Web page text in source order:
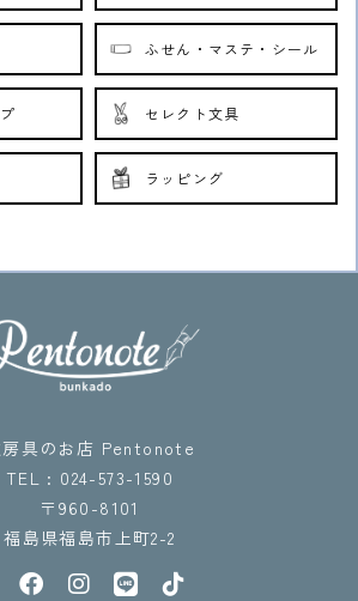
ふせん・マステ・シール
セレクト文具
ラッピング
房具のお店 Pentonote
TEL : 024-573-1590
〒960-8101
福島県福島市上町2-2